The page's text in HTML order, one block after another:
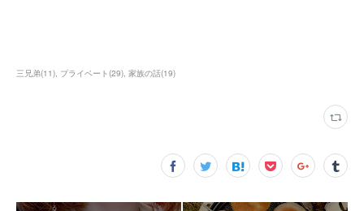
三兄弟(11) プライベート(29) 家族の話(19)